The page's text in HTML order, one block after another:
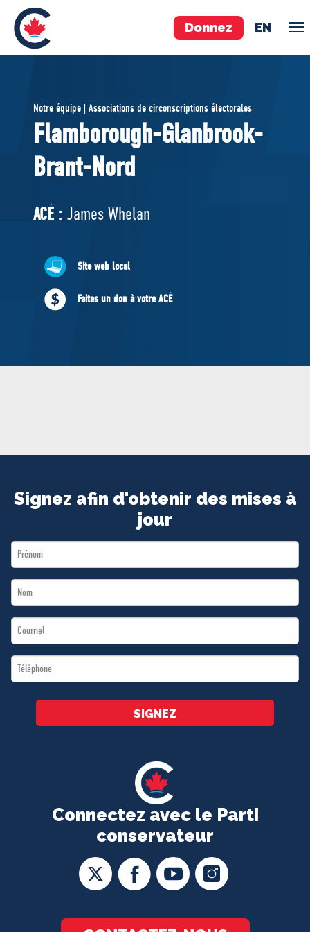
Donnez EN
ÉQUIPE
Pierre Poilievre
Vos députés conservateurs
Cabinet fantôme
ACÉ
À PROPOS
Documents constitutifs
ADHÉREZ
Notre équipe | Associations de circonscriptions électorales
Flamborough-Glanbrook-
Brant-Nord
ACÉ : James Whelan
Site web local
Faites un don à votre ACÉ
Connectez avec le Parti
conservateur
Signez afin d'obtenir des mises à
jour
First
Name
Last
Name
Email
*
Téléphone
*
SIGNEZ